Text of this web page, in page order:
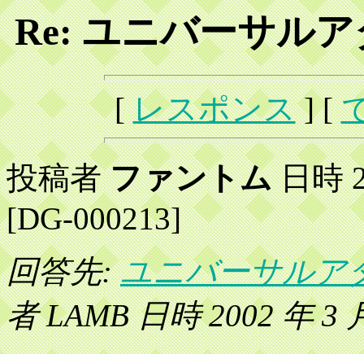
Re: ユニバーサル
[レスポンス] [
投稿者ファントム日時
[DG-000213]
回答先:ユニバーサルア
者 LAMB 日時 2002 年 3